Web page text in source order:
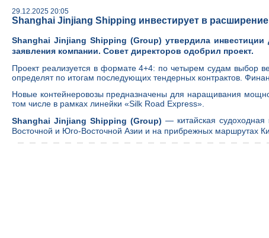
29.12.2025 20:05
Shanghai Jinjiang Shipping инвестирует в
Shanghai Jinjiang Shipping (Group) утвердила
заявления компании. Совет директоров одобрил проект.
Проект реализуется в формате 4+4: по четырем судам выбор
определят по итогам последующих тендерных контрактов.
Новые контейнеровозы предназначены для наращивания
том числе в рамках линейки «Silk Road Express».
Shanghai Jinjiang Shipping (Group) — китайская
Восточной и Юго-Восточной Азии и на прибрежных маршрутах